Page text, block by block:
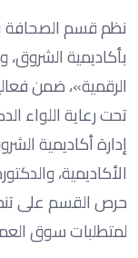
نظم قسم الصحافة
بأكاديمية الشروق،
الرقمية»، ضمن
تحت رعاية اللواء
إدارة أكاديمية
الأكاديمية،
حرص القسم على
لمتطلبات سوق